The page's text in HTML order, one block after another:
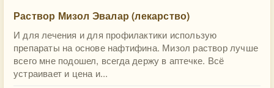
Раствор Мизол Эвалар (лекарство)
И для лечения и для профилактики использую
препараты на основе нафтифина. Мизол раствор лучше
всего мне подошел, всегда держу в аптечке. Всё
устраивает и цена и...